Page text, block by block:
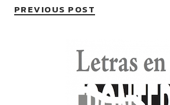
PREVIOUS POST